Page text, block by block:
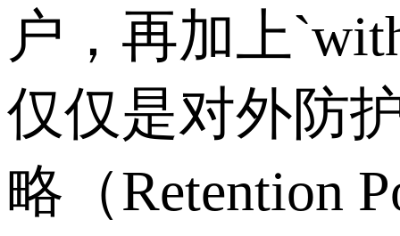
户，再加上
仅仅是对外防
略（Retention